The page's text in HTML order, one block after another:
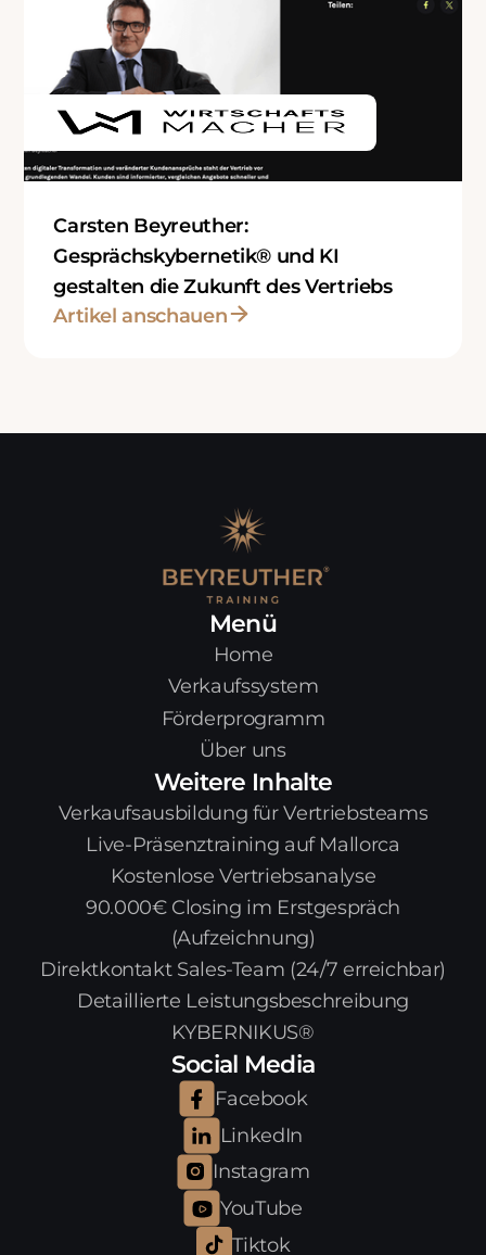
Carsten Beyreuther:
Gesprächskybernetik® und KI
gestalten die Zukunft des Vertriebs
Artikel anschauen
Menü
Home
Verkaufssystem
Förderprogramm
Über uns
Weitere Inhalte
Verkaufsausbildung für Vertriebsteams
Live-Präsenztraining auf Mallorca
Kostenlose Vertriebsanalyse
90.000€ Closing im Erstgespräch
(Aufzeichnung)
Direktkontakt Sales-Team (24/7 erreichbar)
Detaillierte Leistungsbeschreibung
KYBERNIKUS®
Social Media
Facebook
LinkedIn
Instagram
YouTube
Tiktok